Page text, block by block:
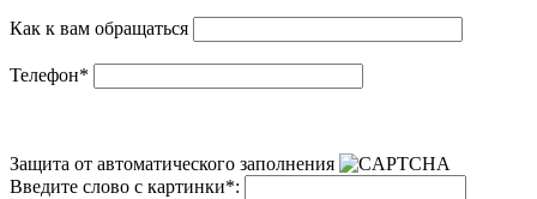
Как к вам обращаться
Телефон*
Защита от автоматического заполнения
Введите слово с картинки*: